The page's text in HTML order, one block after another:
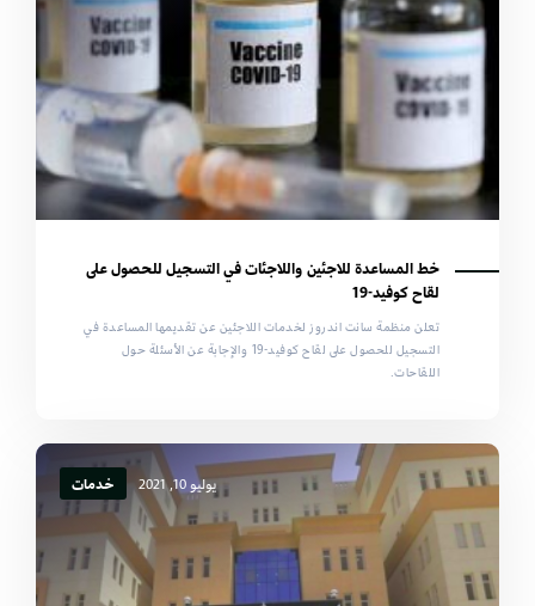
خط المساعدة للاجئين واللاجئات في التسجيل للحصول على
لقاح كوفيد-19
تعلن منظمة سانت اندروز لخدمات اللاجئين عن تقديمها المساعدة في
التسجيل للحصول على لقاح كوفيد-19 والإجابة عن الأسئلة حول
اللقاحات.
يوليو 10, 2021 خدمات